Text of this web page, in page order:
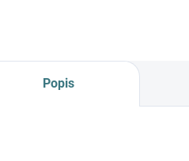
hedvábí.
NeobsahujePopis